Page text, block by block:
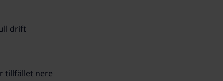
drift
tillfället nere